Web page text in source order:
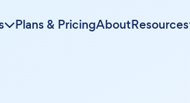
Plans & PricingAboutResources